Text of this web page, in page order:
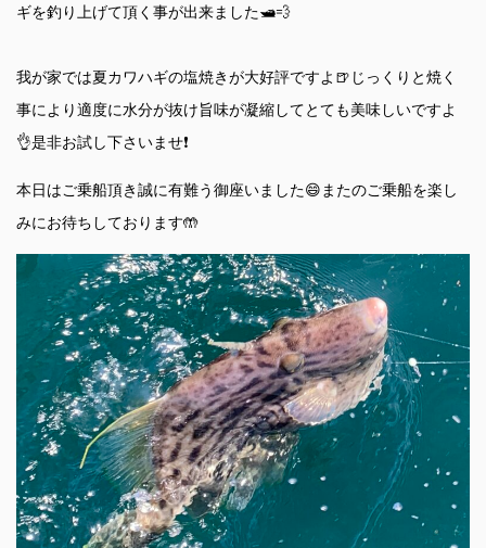
ギを釣り上げて頂く事が出来ました🛥️💨
我が家では夏カワハギの塩焼きが大好評ですよ🍺じっくりと焼く
事により適度に水分が抜け旨味が凝縮してとても美味しいですよ
👌是非お試し下さいませ❗️
本日はご乗船頂き誠に有難う御座いました😄またのご乗船を楽し
みにお待ちしております🤲